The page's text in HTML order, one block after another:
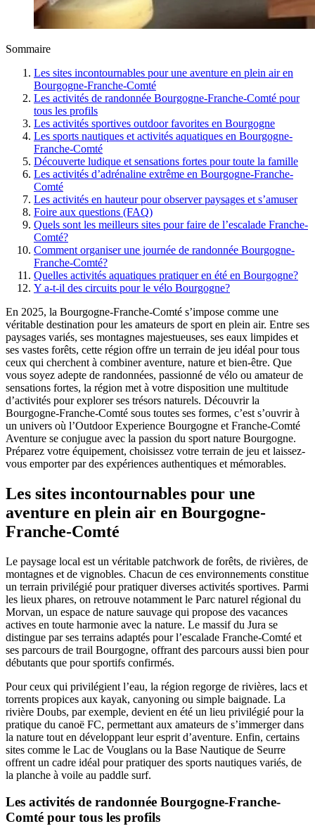
Sommaire
Les sites incontournables pour une aventure en plein air en
Bourgogne-Franche-Comté
Les activités de randonnée Bourgogne-Franche-Comté pour
tous les profils
Les activités sportives outdoor favorites en Bourgogne
Les sports nautiques et activités aquatiques en Bourgogne-
Franche-Comté
Découverte ludique et sensations fortes pour toute la famille
Les activités d’adrénaline extrême en Bourgogne-Franche-
Comté
Les activités en hauteur pour observer paysages et s’amuser
Foire aux questions (FAQ)
Quels sont les meilleurs sites pour faire de l’escalade Franche-
Comté?
Comment organiser une journée de randonnée Bourgogne-
Franche-Comté?
Quelles activités aquatiques pratiquer en été en Bourgogne?
Y a-t-il des circuits pour le vélo Bourgogne?
En 2025, la Bourgogne-Franche-Comté s’impose comme une
véritable destination pour les amateurs de sport en plein air. Entre ses
paysages variés, ses montagnes majestueuses, ses eaux limpides et
ses vastes forêts, cette région offre un terrain de jeu idéal pour tous
ceux qui cherchent à combiner aventure, nature et bien-être. Que
vous soyez adepte de randonnées, passionné de vélo ou amateur de
sensations fortes, la région met à votre disposition une multitude
d’activités pour explorer ses trésors naturels. Découvrir la
Bourgogne-Franche-Comté sous toutes ses formes, c’est s’ouvrir à
un univers où l’Outdoor Experience Bourgogne et Franche-Comté
Aventure se conjugue avec la passion du sport nature Bourgogne.
Préparez votre équipement, choisissez votre terrain de jeu et laissez-
vous emporter par des expériences authentiques et mémorables.
Les sites incontournables pour une
aventure en plein air en Bourgogne-
Franche-Comté
Le paysage local est un véritable patchwork de forêts, de rivières, de
montagnes et de vignobles. Chacun de ces environnements constitue
un terrain privilégié pour pratiquer diverses activités sportives. Parmi
les lieux phares, on retrouve notamment le Parc naturel régional du
Morvan, un espace de nature sauvage qui propose des vacances
actives en toute harmonie avec la nature. Le massif du Jura se
distingue par ses terrains adaptés pour l’escalade Franche-Comté et
ses parcours de trail Bourgogne, offrant des parcours aussi bien pour
débutants que pour sportifs confirmés.
Pour ceux qui privilégient l’eau, la région regorge de rivières, lacs et
torrents propices aux kayak, canyoning ou simple baignade. La
rivière Doubs, par exemple, devient en été un lieu privilégié pour la
pratique du canoë FC, permettant aux amateurs de s’immerger dans
la nature tout en développant leur esprit d’aventure. Enfin, certains
sites comme le Lac de Vouglans ou la Base Nautique de Seurre
offrent un cadre idéal pour pratiquer des sports nautiques variés, de
la planche à voile au paddle surf.
Les activités de randonnée Bourgogne-Franche-
Comté pour tous les profils